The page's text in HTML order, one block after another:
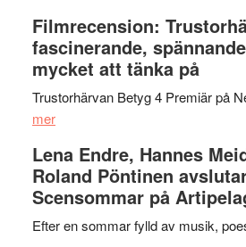
Filmrecension:
fascinerande,
mycket att tänka på
Trustorhärvan Betyg 4 Premiär på
merom
Trustorhärvan
–
fascinerande,
spännande
Lena Endre, Hannes
Roland Pöntinen
Scensommar på
Efter en sommar fylld av musik,